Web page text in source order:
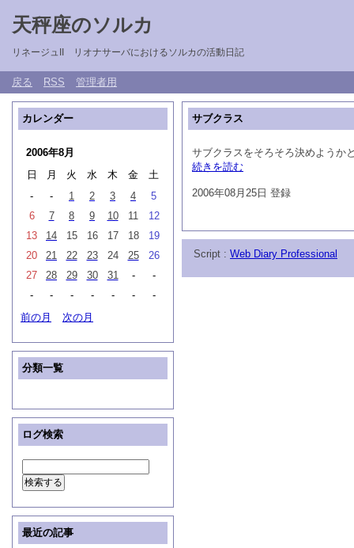
天秤座のソルカ
リネージュII リオナサーバにおけるソルカの活動日記
戻る RSS 管理者用
サブクラス
サブクラスをそろそろ決めようか
続きを読む
2006年08月25日 登録
カレンダー
2006年8月
日
月 火 水 木 金
土
-
- 1 2 3 4
5
6
7 8 9 10 11
12
13
14 15 16 17 18
19
20
21 22 23 24 25
26
27
28 29 30 31 -
-
-
- - - - -
-
前の月
次の月
分類一覧
ログ検索
最近の記事
Script : Web Diary Professional